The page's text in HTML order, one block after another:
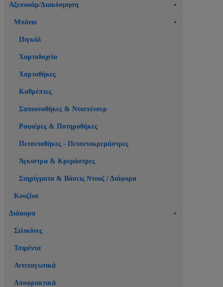
Αξεσουάρ/Διακόσμηση
Μπάνιο
Πιγκάλ
Χαρτοδοχεία
Χαρτοθήκες
Καθρέπτες
Σαπουνοθήκες & Ντισπένσερ
Ραφιέρες & Ποτηροθήκες
Πετσετοθήκες - Πετσετοκρεμάστρες
Άγκιστρα & Κρεμάστρες
Στηρίγματα & Βάσεις Ντουζ / Διάφορα
Κουζίνα
Διάφορα
Σιλικόνες
Τσιμέντα
Αντιπαγωτικά
Αποφρακτικά